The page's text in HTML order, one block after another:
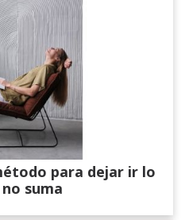
para dejar ir lo
suma